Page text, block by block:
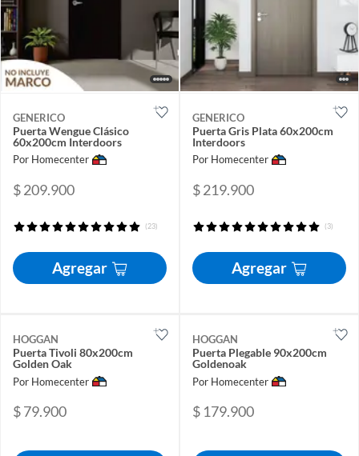
GENERICO
Puerta Wengue Clásico
60x200cm Interdoors
Por Homecenter
$ 209.900
(23)
Agregar
GENERICO
Puerta Gris Plata 60x200cm
Interdoors
Por Homecenter
$ 219.900
(3)
Agregar
HOGGAN
Puerta Tivoli 80x200cm
Golden Oak
Por Homecenter
$ 79.900
HOGGAN
Puerta Plegable 90x200cm
Goldenoak
Por Homecenter
$ 179.900